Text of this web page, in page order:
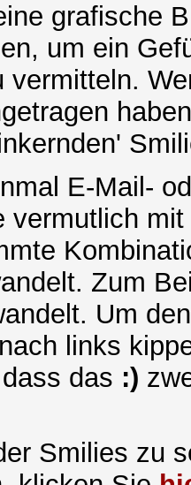
grafische
um ein
vermitteln.
E-Mail-
vermutlich
Zum
Um
links
das :)
Smilies zu